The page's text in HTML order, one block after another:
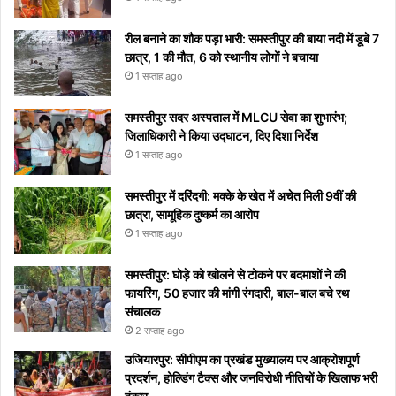
वाइरल
रील बनाने का शौक पड़ा भारी: समस्तीपुर की बाया नदी में डूबे 7
छात्र, 1 की मौत, 6 को स्थानीय लोगों ने बचाया
1 सप्ताह ago
समस्तीपुर सदर अस्पताल में MLCU सेवा का शुभारंभ;
जिलाधिकारी ने किया उद्घाटन, दिए दिशा निर्देश
1 सप्ताह ago
समस्तीपुर में दरिंदगी: मक्के के खेत में अचेत मिली 9वीं की
छात्रा, सामूहिक दुष्कर्म का आरोप
1 सप्ताह ago
समस्तीपुर: घोड़े को खोलने से टोकने पर बदमाशों ने की
फायरिंग, 50 हजार की मांगी रंगदारी, बाल-बाल बचे रथ
संचालक
2 सप्ताह ago
उजियारपुर: सीपीएम का प्रखंड मुख्यालय पर आक्रोशपूर्ण
प्रदर्शन, होल्डिंग टैक्स और जनविरोधी नीतियों के खिलाफ भरी